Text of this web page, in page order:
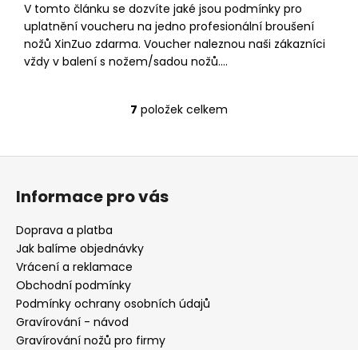
V tomto článku se dozvíte jaké jsou podmínky pro
uplatnění voucheru na jedno profesionální broušení
nožů XinZuo zdarma. Voucher naleznou naši zákazníci
vždy v balení s nožem/sadou nožů....
O
l
v
k
7 položek celkem
Informace pro vás
Doprava a platba
Jak balíme objednávky
Vrácení a reklamace
Obchodní podmínky
Podmínky ochrany osobních údajů
Gravírování - návod
Gravírování nožů pro firmy